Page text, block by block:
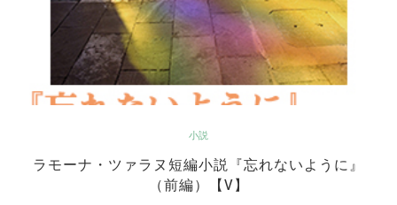
小説
ラモーナ・ツァラヌ短編小説『忘れないように』
（前編）【V】